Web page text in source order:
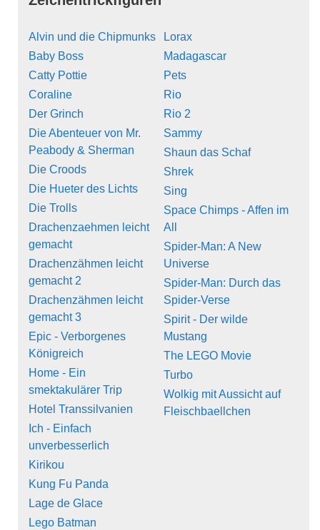
Alvin und die Chipmunks
Baby Boss
Catty Pottie
Coraline
Der Grinch
Die Abenteuer von Mr.
Peabody & Sherman
Die Croods
Die Hueter des Lichts
Die Trolls
Drachenzaehmen leicht
gemacht
Drachenzähmen leicht
gemacht 2
Drachenzähmen leicht
gemacht 3
Epic - Verborgenes
Königreich
Home - Ein
smektakulärer Trip
Hotel Transsilvanien
Ich - Einfach
unverbesserlich
Kirikou
Kung Fu Panda
Lage de Glace
Lego Batman
Lorax
Madagascar
Pets
Rio
Rio 2
Sammy
Shaun das Schaf
Shrek
Sing
Space Chimps - Affen im
All
Spider-Man: A New
Universe
Spider-Man: Durch das
Spider-Verse
Spirit - Der wilde
Mustang
The LEGO Movie
Turbo
Wolkig mit Aussicht auf
Fleischbaellchen